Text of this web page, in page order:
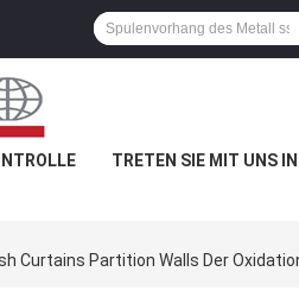
TRETEN SIE MIT UNS
Curtains Partition Walls Der